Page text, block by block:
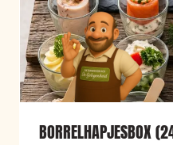
BORRELHAPJESBOX